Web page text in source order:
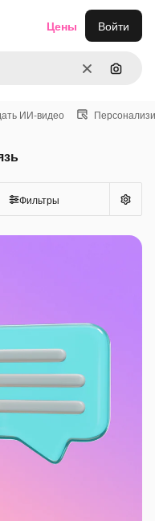
ОчиститьПоиск
Цены Войти
ИИ-видео
Фильтры